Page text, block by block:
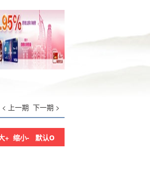
< 上一期 下一期 >
+ 缩小- 默认o